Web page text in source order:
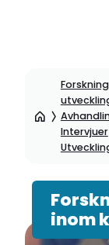
sidinnehåll
Intervjuer
inom